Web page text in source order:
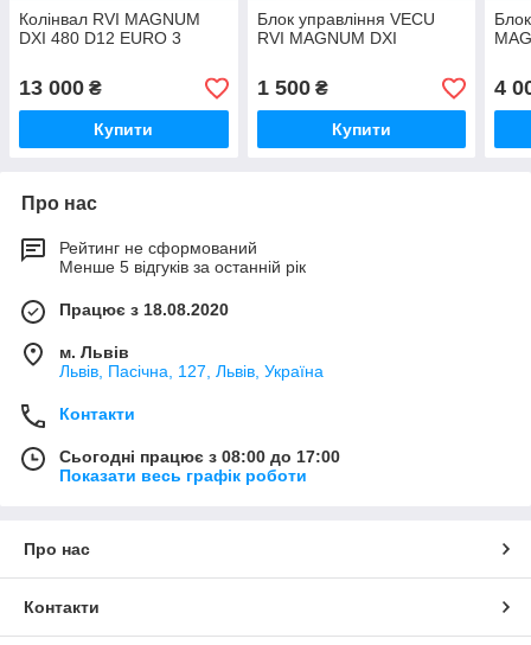
Колінвал RVI MAGNUM
DXI 480 D12 EURO 3
13 000 ₴
Купити
Блок управління VECU
RVI MAGNUM DXI
1 500₴
Купити
4
Про нас
Рейтинг не сформований
Менше 5 відгуків за останній рік
Працює з 18.08.2020
м. Львів
Львів, Пасічна, 127, Львів, Україна
Контакти
Сьогодні працює з 08:00 до 17:00
Показати весь графік роботи
Про нас
Контакти